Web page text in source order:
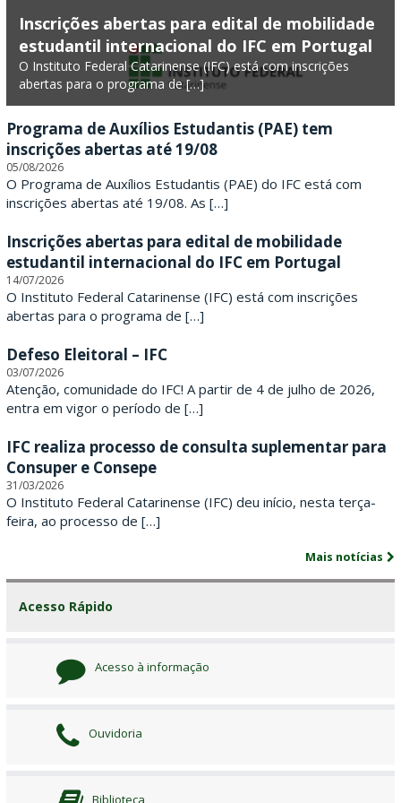
F
e
d
e
r
a
l
C
a
t
a
r
i
n
e
s
e
Inscrições abertas para edital de mobilidade
estudantil internacional do IFC em Portugal
O Instituto Federal Catarinense (IFC) está com inscrições
abertas para o programa de […]
Programa de Auxílios Estudantis (PAE) tem
inscrições abertas até 19/08
05/08/2026
O Programa de Auxílios Estudantis (PAE) do IFC está com
inscrições abertas até 19/08. As […]
Inscrições abertas para edital de mobilidade
estudantil internacional do IFC em Portugal
14/07/2026
O Instituto Federal Catarinense (IFC) está com inscrições
abertas para o programa de […]
Defeso Eleitoral – IFC
03/07/2026
Atenção, comunidade do IFC! A partir de 4 de julho de 2026,
entra em vigor o período de […]
IFC realiza processo de consulta suplementar para
Consuper e Consepe
31/03/2026
O Instituto Federal Catarinense (IFC) deu início, nesta terça-
feira, ao processo de […]
Mais notícias
Acesso Rápido
Acesso à informação
Ouvidoria
Biblioteca